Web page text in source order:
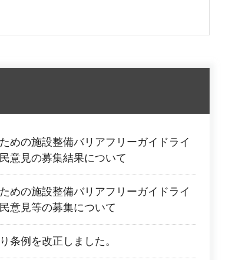
めの施設整備バリアフリーガイドライ
意見の募集結果について
めの施設整備バリアフリーガイドライ
意見等の募集について
条例を改正しました。